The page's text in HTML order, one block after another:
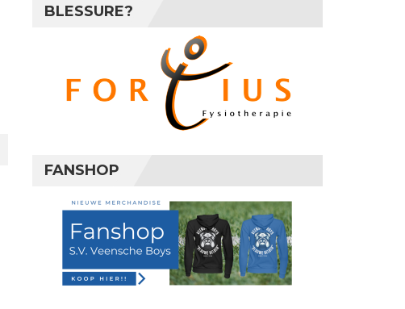
BLESSURE?
FANSHOP